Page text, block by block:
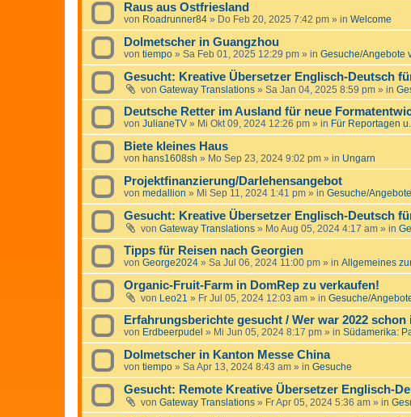
Raus aus Ostfriesland
von Roadrunner84 » Do Feb 20, 2025 7:42 pm » in Welcome
Dolmetscher in Guangzhou
von tiempo » Sa Feb 01, 2025 12:29 pm » in Gesuche/Angebote
Gesucht: Kreative Übersetzer Englisch-Deutsch
von Gateway Translations » Sa Jan 04, 2025 8:59 pm » in
Deutsche Retter im Ausland für neue
von JulianeTV » Mi Okt 09, 2024 12:26 pm » in Für Reportagen
Biete kleines Haus
von hans1608sh » Mo Sep 23, 2024 9:02 pm » in Ungarn
Projektfinanzierung/Darlehensangebot
von medallion » Mi Sep 11, 2024 1:41 pm » in Gesuche/
Gesucht: Kreative Übersetzer Englisch-Deutsch
von Gateway Translations » Mo Aug 05, 2024 4:17 am » in
Tipps für Reisen nach Georgien
von George2024 » Sa Jul 06, 2024 11:00 pm » in Allgemeines
Organic-Fruit-Farm in DomRep zu verkaufen!
von Leo21 » Fr Jul 05, 2024 12:03 am » in Gesuche/
Erfahrungsberichte gesucht / Wer war 2022 schon
von Erdbeerpudel » Mi Jun 05, 2024 8:17 pm » in Südamerika:
Dolmetscher in Kanton Messe China
von tiempo » Sa Apr 13, 2024 8:43 am » in Gesuche
Gesucht: Remote Kreative Übersetzer Englisch-
von Gateway Translations » Fr Apr 05, 2024 5:36 am » in